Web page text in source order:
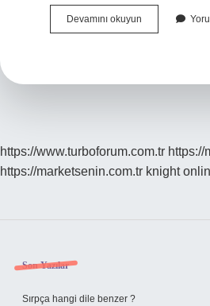
Devamını okuyun Hindistan
Cevizi
https://www.turboforum.com.tr https://
https://marketsenin.com.tr knight
Sidebar
Son Yazılar
Sırpça hangi dile benzer ?